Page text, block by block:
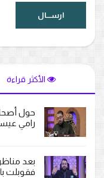
الأكثر قراءة
حول
رامي
بعد
فقوبلت